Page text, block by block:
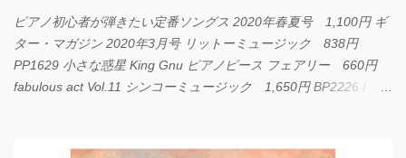
ピアノ初心者が弾きたい定番ソングス 2020年春夏号 1,100円 ギ
ター・マガジン 2020年3月号 リットーミュージック 838円
PP1629 小さな惑星 King Gnu ピアノピース フェアリー 660円
fabulous act Vol.11 シンコーミュージック 1,650円 BP2226 I